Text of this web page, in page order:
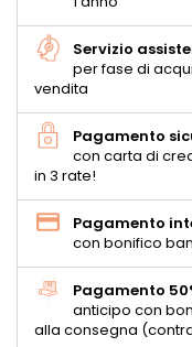
Servizio
per fase di
vendita
Pagamento
con carta di
in 3 rate!
Pagamento
con bonifico
Pagamento
anticipo con
alla consegna